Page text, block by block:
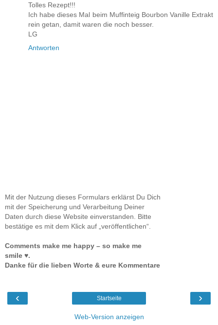
Tolles Rezept!!!
Ich habe dieses Mal beim Muffinteig Bourbon Vanille Extrakt
rein getan, damit waren die noch besser.
LG
Antworten
Mit der Nutzung dieses Formulars erklärst Du Dich
mit der Speicherung und Verarbeitung Deiner
Daten durch diese Website einverstanden. Bitte
bestätige es mit dem Klick auf „veröffentlichen“.
Comments make me happy – so make me
smile ♥.
Danke für die lieben Worte & eure Kommentare
‹ ›
Startseite
Web-Version anzeigen